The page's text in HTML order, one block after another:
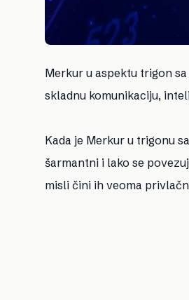
Merkur u aspektu trigon
skladnu komunikaciju,
Kada je Merkur u trigonu
šarmantni i lako se
misli čini ih veoma